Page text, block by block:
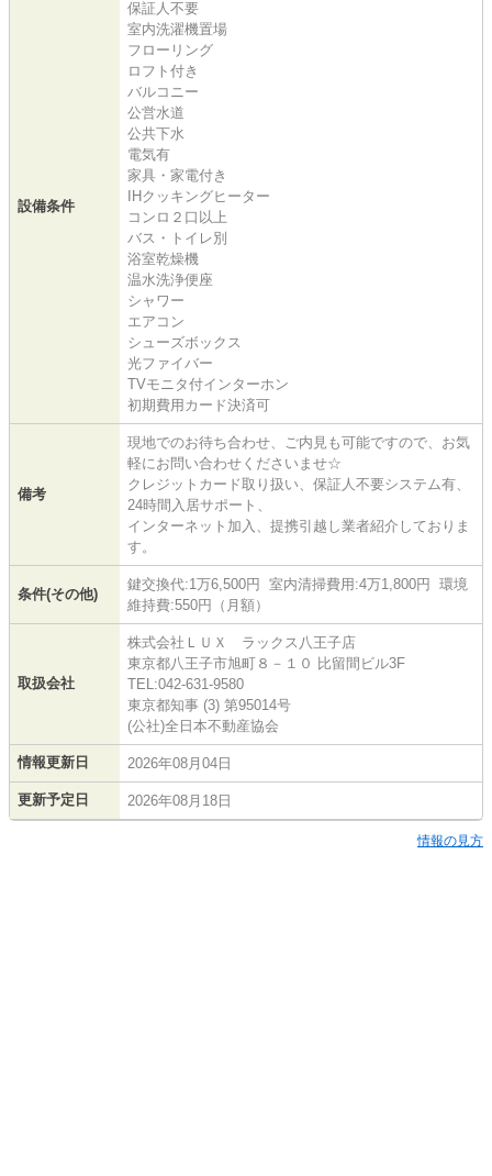
設備条件
保証人不要
室内洗濯機置場
フローリング
ロフト付き
バルコニー
公営水道
公共下水
電気有
家具・家電付き
IHクッキングヒーター
コンロ２口以上
バス・トイレ別
浴室乾燥機
温水洗浄便座
シャワー
エアコン
シューズボックス
光ファイバー
TVモニタ付インターホン
初期費用カード決済可
備考
現地でのお待ち合わせ、ご内見も可能ですので、お気
軽にお問い合わせくださいませ☆
クレジットカード取り扱い、保証人不要システム有、
24時間入居サポート、
インターネット加入、提携引越し業者紹介しておりま
す。
条件(その他)
鍵交換代:1万6,500円 室内清掃費用:4万1,800円 環境
維持費:550円（月額）
取扱会社
株式会社ＬＵＸ ラックス八王子店
東京都八王子市旭町８－１０ 比留間ビル3F
TEL:042-631-9580
東京都知事 (3) 第95014号
(公社)全日本不動産協会
情報更新日 2026年08月04日
更新予定日 2026年08月18日
情報の見方